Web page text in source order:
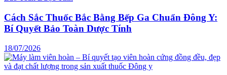
Cách Sắc Thuốc Bắc Bằng Bếp Ga Chuẩn Đông Y:
Bí Quyết Bảo Toàn Dược Tính
18/07/2026